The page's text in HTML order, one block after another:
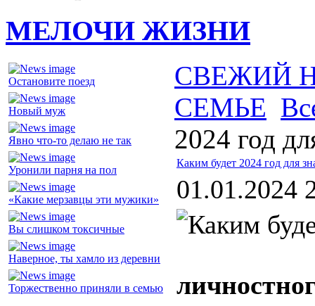
МЕЛОЧИ ЖИЗНИ
Остановите поезд
Новый муж
Явно что-то делаю не так
Уронили парня на пол
«Какие мерзавцы эти мужики»
Вы слишком токсичные
Наверное, ты хамло из деревни
Торжественно приняли в семью
СВЕЖИЙ
СЕМЬЕ
2024 год
Каким будет 2024 год для
01.01.2024